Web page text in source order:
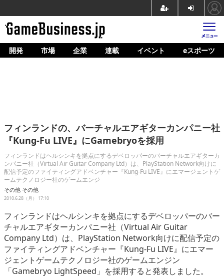
ホーム
企業動向
人材育成
産業政策
連載
イベント/セミナー
eスポーツ
開発 市場 企業 連載 イベント eスポーツ
フィンランドの、バーチャルエアギターカンパニー社
『Kung-Fu LIVE』にGamebryoを採用
フィンランドはヘルシンキを拠点にするデベロッパーのバーチャルエアギターカ
ンパニー社（Virtual Air Guitar Company Ltd）は、PlayStation Network向けに
配信予定のファイティングアドベンチャー『Kung-Fu LIVE』にエマージェントゲ
ームテクノロジー社のゲームエンジ
その他 その他
2010.6.28（月） 17:10
フィンランドはヘルシンキを拠点にするデベロッパーのバー
チャルエアギターカンパニー社（Virtual Air Guitar
Company Ltd）は、PlayStation Network向けに配信予定の
ファイティングアドベンチャー『Kung-Fu LIVE』にエマー
ジェントゲームテクノロジー社のゲームエンジン
「Gamebryo LightSpeed」を採用すると発表しました。